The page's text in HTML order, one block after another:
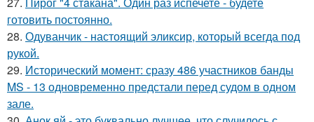
готовить постоянно.
28. Одуванчик - настоящий эликсир, который всегда под
рукой.
29. Исторический момент: сразу 486 участников банды
MS - 13 одновременно предстали перед судом в одном
зале.